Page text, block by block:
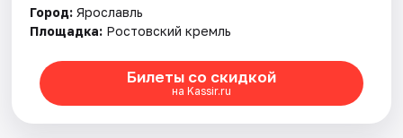
Город: Ярославль
Площадка: Ростовский кремль
Билеты со скидкой
на Kassir.ru